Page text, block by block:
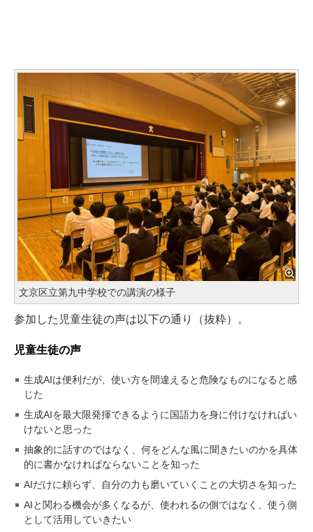
文京区立第九中学校での講演の様子
参加した児童生徒の声は以下の通り（抜粋）。
児童生徒の声
生成AIは便利だが、使い方を間違えると危険なものになると感
じた
生成AIを最大限発揮できるように国語力を身に付けなければい
けないと思った
抽象的に話すのではなく、何をどんな風に聞きたいのかを具体
的に書かなければならないことを知った
AIだけに頼らず、自分の力も磨いていくことの大切さを知った
AIと関わる機会が多くなるが、使われるの側ではなく、使う側
として活用していきたい